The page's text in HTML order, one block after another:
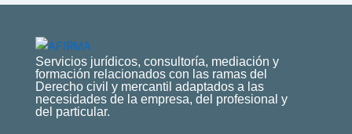
Servicios jurídicos, consultoría, mediación y
formación relacionados con las ramas del
Derecho civil y mercantil adaptados a las
necesidades de la empresa, del profesional y
del particular.